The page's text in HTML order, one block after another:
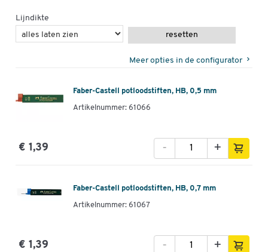
Lijndikte
resetten
Meer opties in de configurator
Faber-Castell potloodstiften, HB, 0,5 mm
Artikelnummer: 61066
€ 1,39 +
-
Faber-Castell potloodstiften, HB, 0,7 mm
Artikelnummer: 61067
€ 1,39 +
-